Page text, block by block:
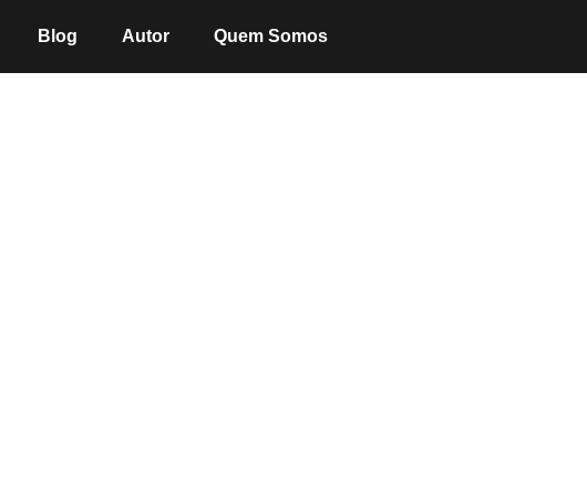
Blog Autor Quem Somos